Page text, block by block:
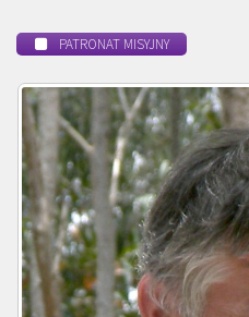
PATRONAT MISYJNY